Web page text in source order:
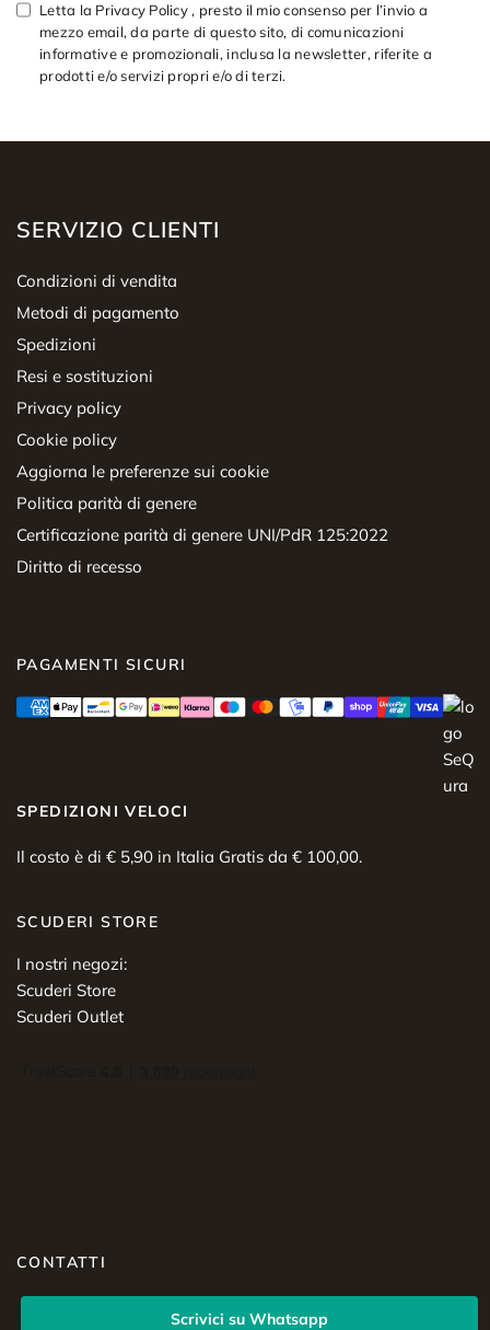
Letta la Privacy Policy , presto il mio consenso per l’invio a
mezzo email, da parte di questo sito, di comunicazioni
informative e promozionali, inclusa la newsletter, riferite a
prodotti e/o servizi propri e/o di terzi.
SERVIZIO CLIENTI
Condizioni di vendita
Metodi di pagamento
Spedizioni
Resi e sostituzioni
Privacy policy
Cookie policy
Aggiorna le preferenze sui cookie
Politica parità di genere
Certificazione parità di genere UNI/PdR 125:2022
Diritto di recesso
PAGAMENTI SICURI
SPEDIZIONI VELOCI
Il costo è di € 5,90 in Italia Gratis da € 100,00.
SCUDERI STORE
I nostri negozi:
Scuderi Store
Scuderi Outlet
CONTATTI
Scrivici su Whatsapp